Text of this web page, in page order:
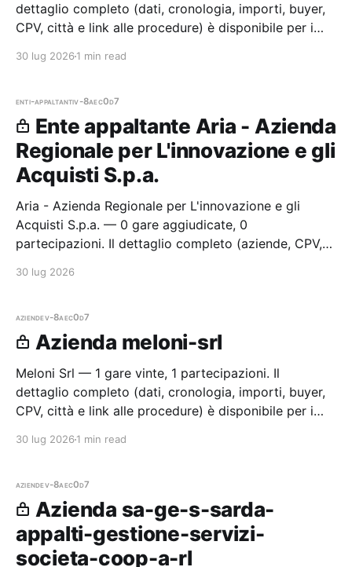
dettaglio completo (dati, cronologia, importi, buyer,
CPV, città e link alle procedure) è disponibile per i
30 lug 2026 1 min read
enti-appaltantiv-8aec0d7
Ente appaltante Aria - Azienda
Regionale per L'innovazione e gli
Acquisti S.p.a.
Aria - Azienda Regionale per L'innovazione e gli
Acquisti S.p.a. — 0 gare aggiudicate, 0
partecipazioni. Il dettaglio completo (aziende, CPV,
per i membri Radar.
30 lug 2026
aziendev-8aec0d7
Azienda meloni-srl
Meloni Srl — 1 gare vinte, 1 partecipazioni. Il
dettaglio completo (dati, cronologia, importi, buyer,
CPV, città e link alle procedure) è disponibile per i
30 lug 2026 1 min read
aziendev-8aec0d7
Azienda sa-ge-s-sarda-
appalti-gestione-servizi-
societa-coop-a-rl